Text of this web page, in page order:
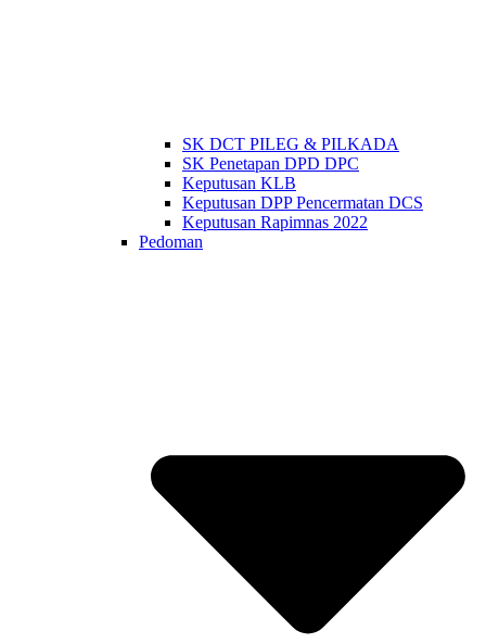
SK DCT PILEG & PILKADA
SK Penetapan DPD DPC
Keputusan KLB
Keputusan DPP Pencermatan DCS
Keputusan Rapimnas 2022
Pedoman